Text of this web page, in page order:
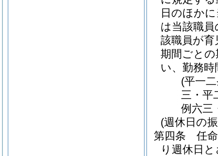
日のほか
は当該職
該職員が
期間ごと
い、勤務
(平一
三・平
例六三
(週休日の
第四条
任
り週休日